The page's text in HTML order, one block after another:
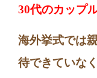
30代のカップ
海外挙式では
待できていな